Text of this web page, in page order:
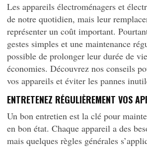
Les appareils électroménagers et
de notre quotidien, mais leur
représenter un coût important.
gestes simples et une maintenance
possible de prolonger leur durée de
économies. Découvrez nos conseils
vos appareils et éviter les pannes
ENTRETENEZ RÉGULIÈREMENT VOS
Un bon entretien est la clé pour
en bon état. Chaque appareil a des
mais quelques règles générales